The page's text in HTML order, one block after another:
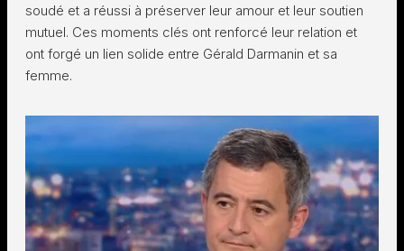
soudé et a réussi à préserver leur amour et leur soutien
mutuel. Ces moments clés ont renforcé leur relation et
ont forgé un lien solide entre Gérald Darmanin et sa
femme.